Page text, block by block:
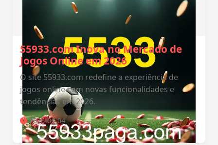
55933.com Inova no Mercado de
Jogos Online em 2026
O site 55933.com redefine a experiência de
jogos online com novas funcionalidades e
tendências em 2026.
2026-06-04